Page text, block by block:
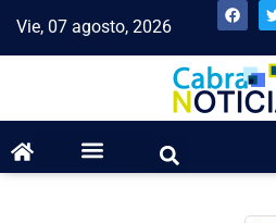
Vie, 07 agosto, 2026